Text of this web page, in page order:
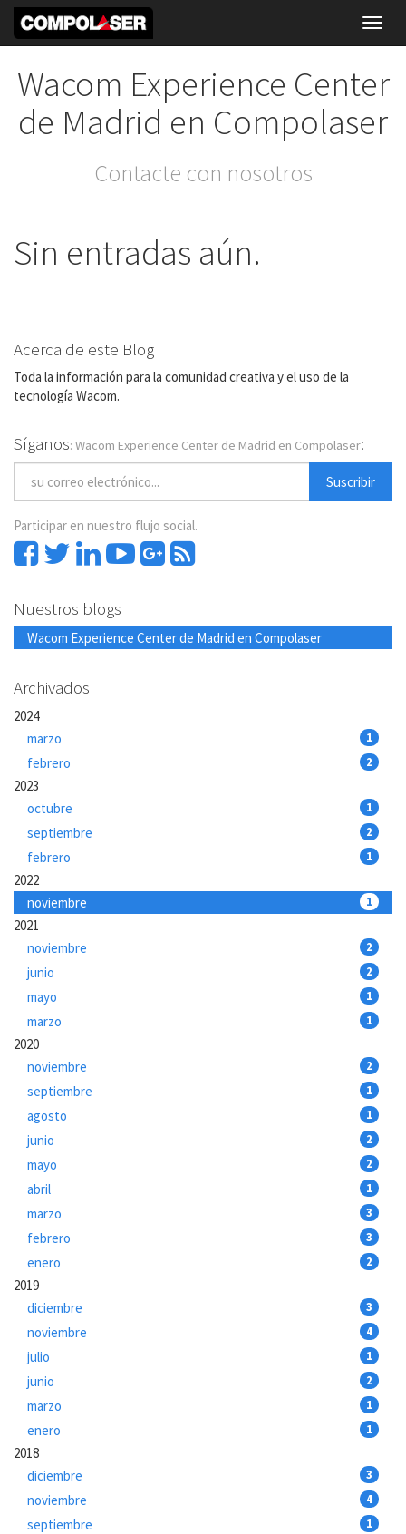
Wacom Experience Center
de Madrid en Compolaser
Contacte con nosotros
Sin entradas aún.
Acerca de este Blog
Toda la información para la comunidad creativa y el uso de la
tecnología Wacom.
Síganos: Wacom Experience Center de Madrid en Compolaser:
Suscribir
Participar en nuestro flujo social.
Nuestros blogs
Wacom Experience Center de Madrid en Compolaser
Archivados
2024
marzo
1
febrero 2
2023
octubre
1
septiembre 2
febrero 1
2022
noviembre
1
2021
noviembre
2
junio 2
mayo 1
marzo 1
2020
noviembre
2
septiembre 1
agosto 1
junio 2
mayo 2
abril 1
marzo 3
febrero 3
enero 2
2019
diciembre
3
noviembre 4
julio 1
junio 2
marzo 1
enero 1
2018
diciembre
3
noviembre 4
septiembre 1